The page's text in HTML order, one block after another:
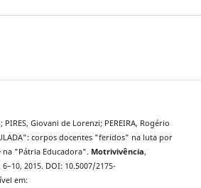
Giovani de Lorenzi; PEREIRA, Rogério
corpos docentes "feridos" na luta por
na "Pátria Educadora". Motrivivência,
2015. DOI: 10.5007/2175-
em: